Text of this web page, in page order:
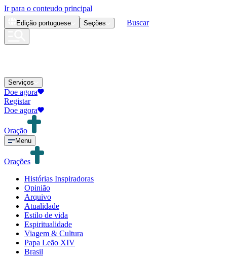
Ir para o conteudo principal
Edição portuguese Seções Buscar
Serviços
Doe agora
Registar
Doe agora
Oração
Menu
Orações
Histórias Inspiradoras
Opinião
Arquivo
Atualidade
Estilo de vida
Espiritualidade
Viagem & Cultura
Papa Leão XIV
Brasil